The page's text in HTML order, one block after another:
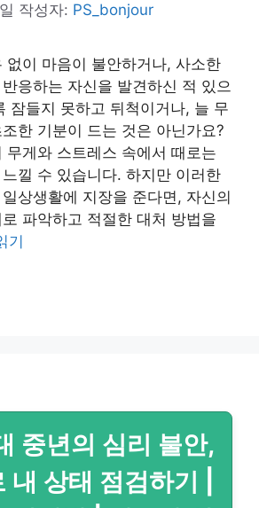
작성자: PS_bonjour
없이 마음이 불안하거나, 사소한
응하는 자신을 발견하신 적 있으
잠들지 못하고 뒤척이거나, 늘 무
한 기분이 드는 것은 아닌가요?
무게와 스트레스 속에서 때로는
낄 수 있습니다. 하지만 이러한
상생활에 지장을 준다면, 자신의
파악하고 적절한 대처 방법을
기
중년의 심리 불안,
내 상태 점검하기 |